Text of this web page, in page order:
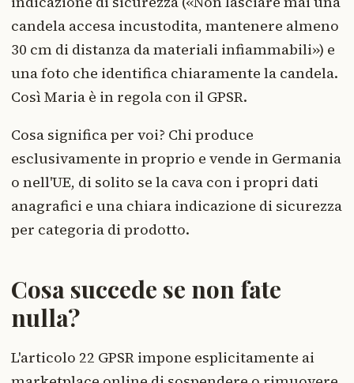
candela accesa incustodita, mantenere almeno
30 cm di distanza da materiali infiammabili») e
una foto che identifica chiaramente la candela.
Così Maria è in regola con il GPSR.
Cosa significa per voi? Chi produce
esclusivamente in proprio e vende in Germania
o nell'UE, di solito se la cava con i propri dati
anagrafici e una chiara indicazione di sicurezza
per categoria di prodotto.
Cosa succede se non fate
nulla?
L'articolo 22 GPSR impone esplicitamente ai